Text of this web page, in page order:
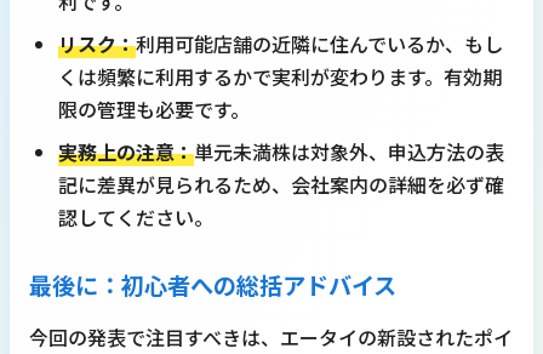
リスク：利用可能店舗の近隣に住んでいるか、もし
くは頻繁に利用するかで実利が変わります。有効期
限の管理も必要です。
実務上の注意：単元未満株は対象外、申込方法の表
記に差異が見られるため、会社案内の詳細を必ず確
認してください。
最後に：初心者への総括アドバイス
今回の発表で注目すべきは、エータイの新設されたポイ